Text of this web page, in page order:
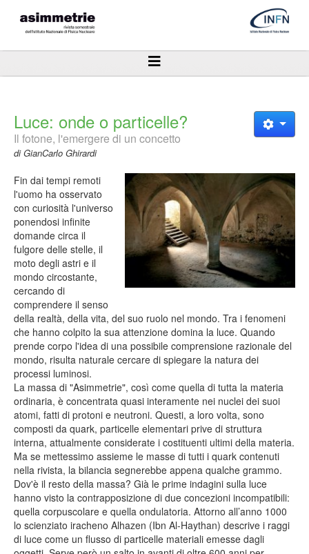
Luce: onde o particelle?
Il fotone, l'emergere di un concetto
di GianCarlo Ghirardi
Fin dai tempi remoti
l'uomo ha osservato
con curiosità l'universo
ponendosi infinite
domande circa il
fulgore delle stelle, il
moto degli astri e il
mondo circostante,
cercando di
comprendere il senso
della realtà, della vita, del suo ruolo nel mondo. Tra i fenomeni
che hanno colpito la sua attenzione domina la luce. Quando
prende corpo l'idea di una possibile comprensione razionale del
mondo, risulta naturale cercare di spiegare la natura dei
processi luminosi.
La massa di "Asimmetrie", così come quella di tutta la materia
ordinaria, è concentrata quasi interamente nei nuclei dei suoi
atomi, fatti di protoni e neutroni. Questi, a loro volta, sono
composti da quark, particelle elementari prive di struttura
interna, attualmente considerate i costituenti ultimi della materia.
Ma se mettessimo assieme le masse di tutti i quark contenuti
nella rivista, la bilancia segnerebbe appena qualche grammo.
Dov'è il resto della massa? Già le prime indagini sulla luce
hanno visto la contrapposizione di due concezioni incompatibili:
quella corpuscolare e quella ondulatoria. Attorno all’anno 1000
lo scienziato iracheno Alhazen (Ibn Al-Haythan) descrive i raggi
di luce come un flusso di particelle materiali emesse dagli